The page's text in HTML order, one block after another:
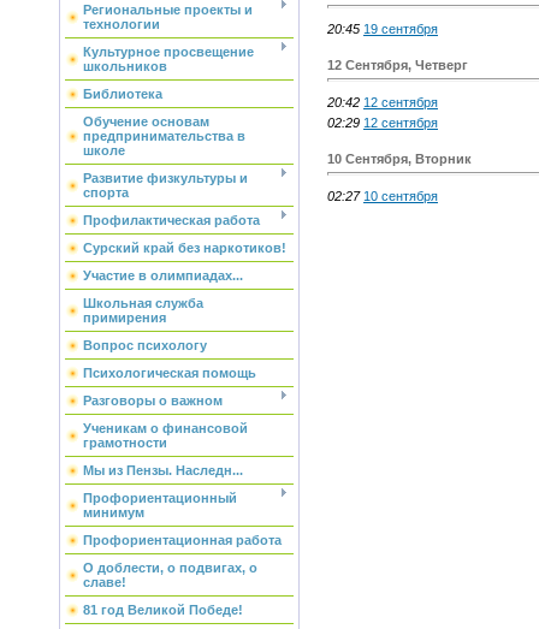
Региональные проекты и
технологии
Культурное просвещение
школьников
Библиотека
Обучение основам
предпринимательства в
школе
Развитие физкультуры и
спорта
Профилактическая работа
Сурский край без наркотиков!
Участие в олимпиадах...
Школьная служба
примирения
Вопрос психологу
Психологическая помощь
Разговоры о важном
Ученикам о финансовой
грамотности
Мы из Пензы. Наследн...
Профориентационный
минимум
Профориентационная работа
О доблести, о подвигах, о
славе!
81 год Великой Победе!
20:45 19 сентября
12 Сентября, Четверг
20:42 12 сентября
02:29 12 сентября
10 Сентября, Вторник
02:27 10 сентября